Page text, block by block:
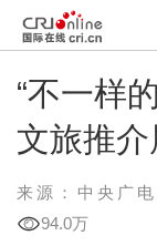
“不一样
文旅推
来源：中央广
94.0万